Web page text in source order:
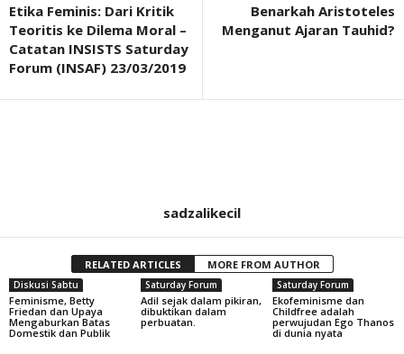
Etika Feminis: Dari Kritik
Teoritis ke Dilema Moral –
Catatan INSISTS Saturday
Forum (INSAF) 23/03/2019
Benarkah Aristoteles
Menganut Ajaran Tauhid?
sadzalikecil
RELATED ARTICLES MORE FROM AUTHOR
Diskusi Sabtu
Feminisme, Betty
Friedan dan Upaya
Mengaburkan Batas
Domestik dan Publik
Saturday Forum
Adil sejak dalam pikiran,
dibuktikan dalam
perbuatan.
Saturday Forum
Ekofeminisme dan
Childfree adalah
perwujudan Ego Thanos
di dunia nyata